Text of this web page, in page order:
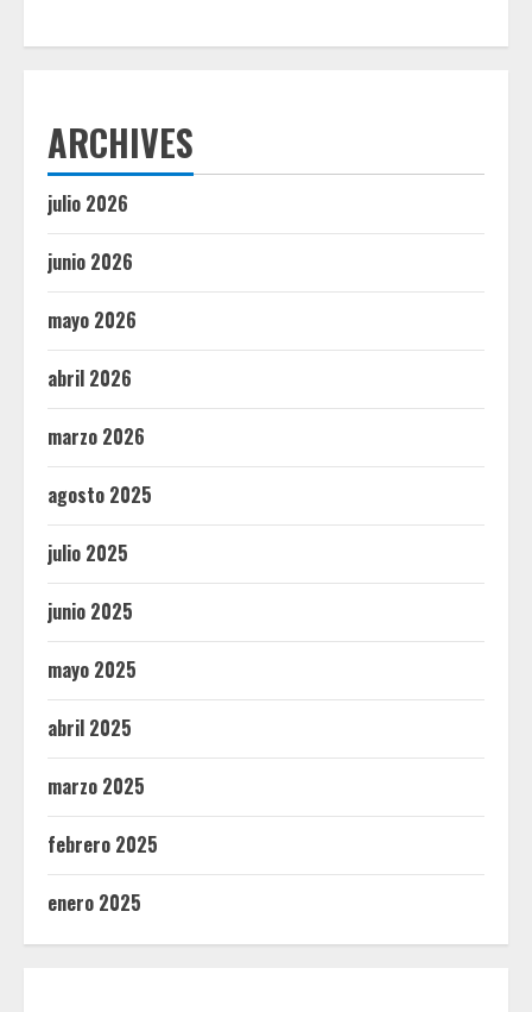
ARCHIVES
julio 2026
junio 2026
mayo 2026
abril 2026
marzo 2026
agosto 2025
julio 2025
junio 2025
mayo 2025
abril 2025
marzo 2025
febrero 2025
enero 2025